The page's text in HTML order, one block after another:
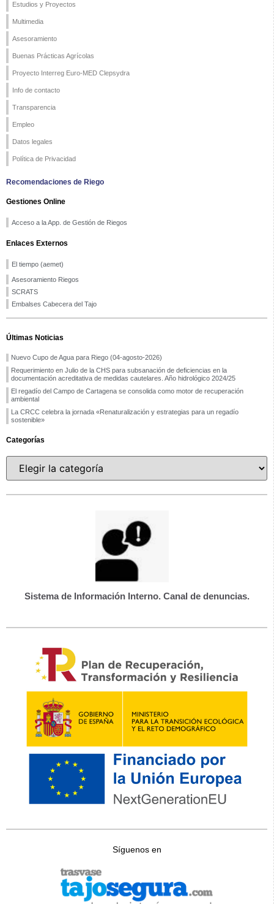
Estudios y Proyectos
Multimedia
Asesoramiento
Buenas Prácticas Agrícolas
Proyecto Interreg Euro-MED Clepsydra
Info de contacto
Transparencia
Empleo
Datos legales
Política de Privacidad
Recomendaciones de Riego
Gestiones Online
Acceso a la App. de Gestión de Riegos
Enlaces Externos
El tiempo (aemet)
Asesoramiento Riegos
SCRATS
Embalses Cabecera del Tajo
Últimas Noticias
Nuevo Cupo de Agua para Riego (04-agosto-2026)
Requerimiento en Julio de la CHS para subsanación de deficiencias en la
documentación acreditativa de medidas cautelares. Año hidrológico 2024/25
El regadío del Campo de Cartagena se consolida como motor de recuperación
ambiental
La CRCC celebra la jornada «Renaturalización y estrategias para un regadío
sostenible»
Categorías
Sistema de Información Interno. Canal de denuncias.
Síguenos en